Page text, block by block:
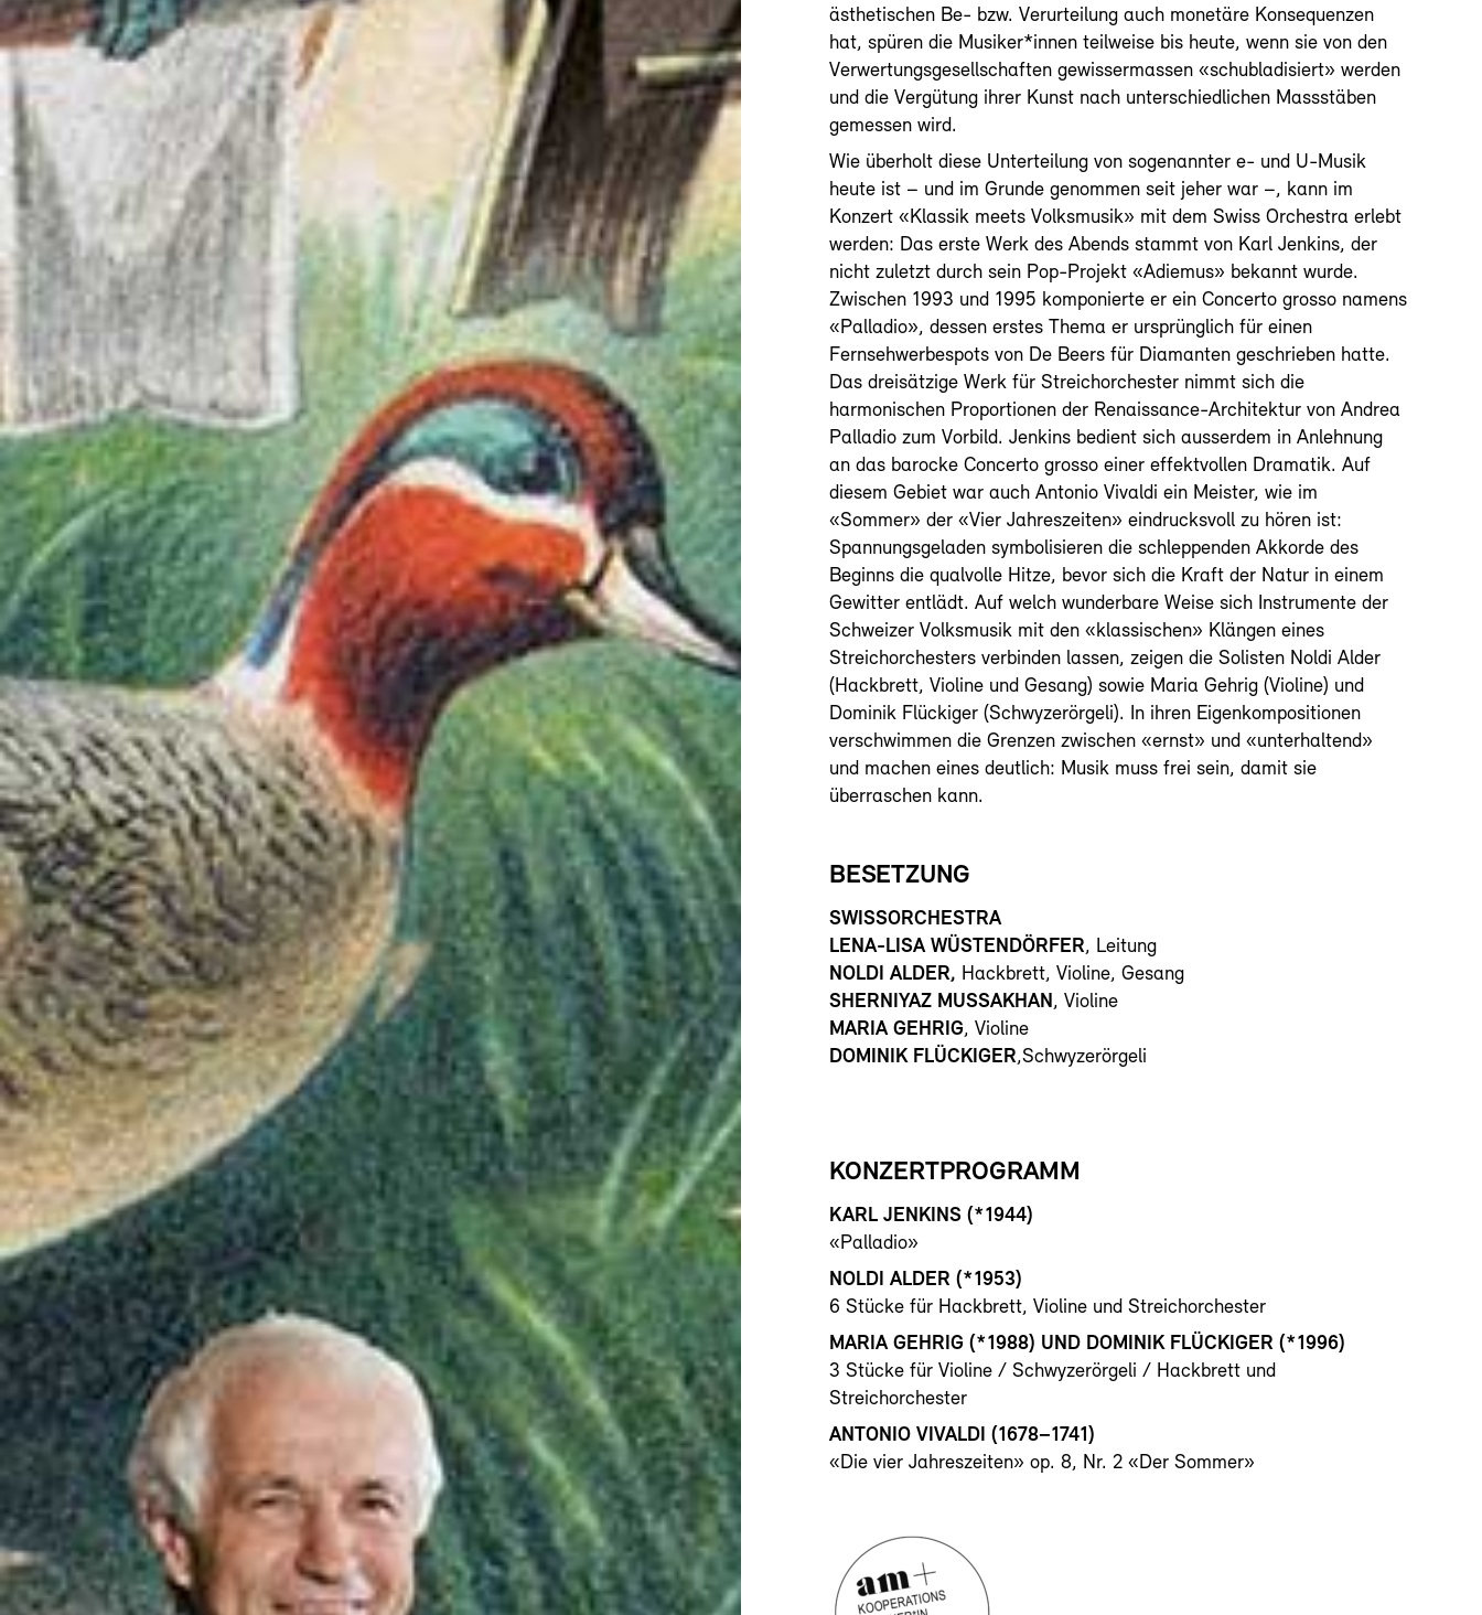
ästhetischen Be- bzw. Verurteilung auch monetäre Konsequenzen
hat, spüren die Musiker*innen teilweise bis heute, wenn sie von den
Verwertungsgesellschaften gewissermassen «schubladisiert» werden
und die Vergütung ihrer Kunst nach unterschiedlichen Massstäben
gemessen wird.
Wie überholt diese Unterteilung von sogenannter e- und U-Musik
heute ist – und im Grunde genommen seit jeher war –, kann im
Konzert «Klassik meets Volksmusik» mit dem Swiss Orchestra erlebt
werden: Das erste Werk des Abends stammt von Karl Jenkins, der
nicht zuletzt durch sein Pop-Projekt «Adiemus» bekannt wurde.
Zwischen 1993 und 1995 komponierte er ein Concerto grosso namens
«Palladio», dessen erstes Thema er ursprünglich für einen
Fernsehwerbespots von De Beers für Diamanten geschrieben hatte.
Das dreisätzige Werk für Streichorchester nimmt sich die
harmonischen Proportionen der Renaissance-Architektur von Andrea
Palladio zum Vorbild. Jenkins bedient sich ausserdem in Anlehnung
an das barocke Concerto grosso einer effektvollen Dramatik. Auf
diesem Gebiet war auch Antonio Vivaldi ein Meister, wie im
«Sommer» der «Vier Jahreszeiten» eindrucksvoll zu hören ist:
Spannungsgeladen symbolisieren die schleppenden Akkorde des
Beginns die qualvolle Hitze, bevor sich die Kraft der Natur in einem
Gewitter entlädt. Auf welch wunderbare Weise sich Instrumente der
Schweizer Volksmusik mit den «klassischen» Klängen eines
Streichorchesters verbinden lassen, zeigen die Solisten Noldi Alder
(Hackbrett, Violine und Gesang) sowie Maria Gehrig (Violine) und
Dominik Flückiger (Schwyzerörgeli). In ihren Eigenkompositionen
verschwimmen die Grenzen zwischen «ernst» und «unterhaltend»
und machen eines deutlich: Musik muss frei sein, damit sie
überraschen kann.
BESETZUNG
SWISSORCHESTRA
LENA-LISA WÜSTENDÖRFER, Leitung
NOLDI ALDER, Hackbrett, Violine, Gesang
SHERNIYAZ MUSSAKHAN, Violine
MARIA GEHRIG, Violine
DOMINIK FLÜCKIGER,Schwyzerörgeli
KONZERTPROGRAMM
KARL JENKINS (*1944)
«Palladio»
NOLDI ALDER (*1953)
6 Stücke für Hackbrett, Violine und Streichorchester
MARIA GEHRIG (*1988) UND DOMINIK FLÜCKIGER (*1996)
3 Stücke für Violine / Schwyzerörgeli / Hackbrett und
Streichorchester
ANTONIO VIVALDI (1678–1741)
«Die vier Jahreszeiten» op. 8, Nr. 2 «Der Sommer»